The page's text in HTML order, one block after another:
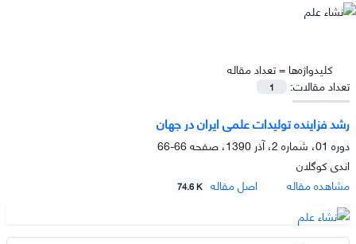
کلیدواژه‌ها =تعداد مقاله
تعداد مقالات:
1
رشد فزاینده تولیدات علمى ایران در جهان
دوره 01، شماره 2، آذر 1390، صفحه
66-66
اندى کوگلان
مشاهده مقاله
اصل مقاله 74.6 K